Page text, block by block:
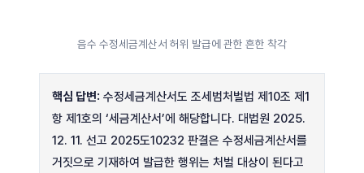
음수 수정세금계산서 허위 발급에 관한 흔한 착각
핵심 답변: 수정세금계산서도 조세범처벌법 제10조 제1
항 제1호의 ‘세금계산서’에 해당합니다. 대법원 2025.
12. 11. 선고 2025도10232 판결은 수정세금계산서를
거짓으로 기재하여 발급한 행위는 처벌 대상이 된다고